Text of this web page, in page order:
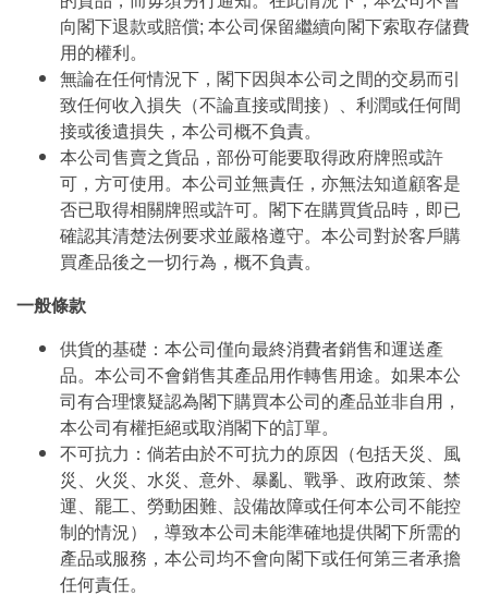
向閣下退款或賠償; 本公司保留繼續向閣下索取存儲費
用的權利。
無論在任何情況下，閣下因與本公司之間的交易而引
致任何收入損失（不論直接或間接）、利潤或任何間
接或後遺損失，本公司概不負責。
本公司售賣之貨品，部份可能要取得政府牌照或許
可，方可使用。本公司並無責任，亦無法知道顧客是
否已取得相關牌照或許可。閣下在購買貨品時，即已
確認其清楚法例要求並嚴格遵守。本公司對於客戶購
買產品後之一切行為，概不負責。
一般條款
供貨的基礎：本公司僅向最終消費者銷售和運送產
品。本公司不會銷售其產品用作轉售用途。如果本公
司有合理懷疑認為閣下購買本公司的產品並非自用，
本公司有權拒絕或取消閣下的訂單。
不可抗力：倘若由於不可抗力的原因（包括天災、風
災、火災、水災、意外、暴亂、戰爭、政府政策、禁
運、罷工、勞動困難、設備故障或任何本公司不能控
制的情況），導致本公司未能準確地提供閣下所需的
產品或服務，本公司均不會向閣下或任何第三者承擔
任何責任。